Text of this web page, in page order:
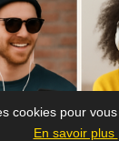
♫
cookies pour
En savoir plus